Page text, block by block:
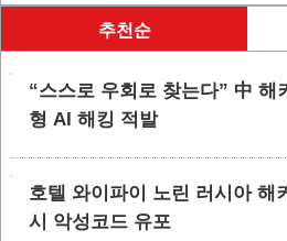
추천순
“스스로 우회로 찾는다” 中 해
형 AI 해킹 적발
호텔 와이파이 노린 러시아 해
시 악성코드 유포